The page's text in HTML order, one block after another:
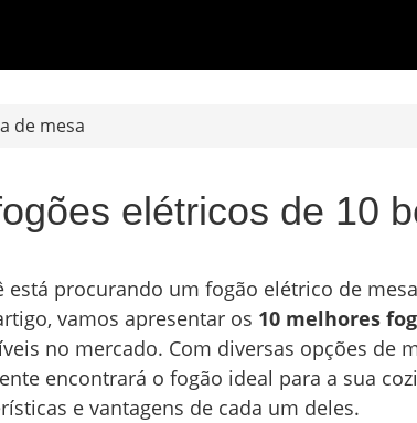
de mesa
elétricos de 10
está procurando um fogão elétrico de
vamos apresentar os 10 melhores
no mercado. Com diversas opções de
encontrará o fogão ideal para a sua
e vantagens de cada um deles.